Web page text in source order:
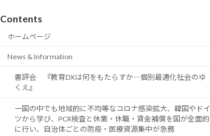
Contents
ホームページ
News & Information
書評会 『教育DXは何をもたらすか―個別最適化社会のゆ
くえ』
一国の中でも地域的に不均等なコロナ感染拡大、韓国やドイ
ツから学び、PCR検査と休業・休職・賃金補償を国が全面的
に行い、自治体ごとの防疫・医療資源集中が急務